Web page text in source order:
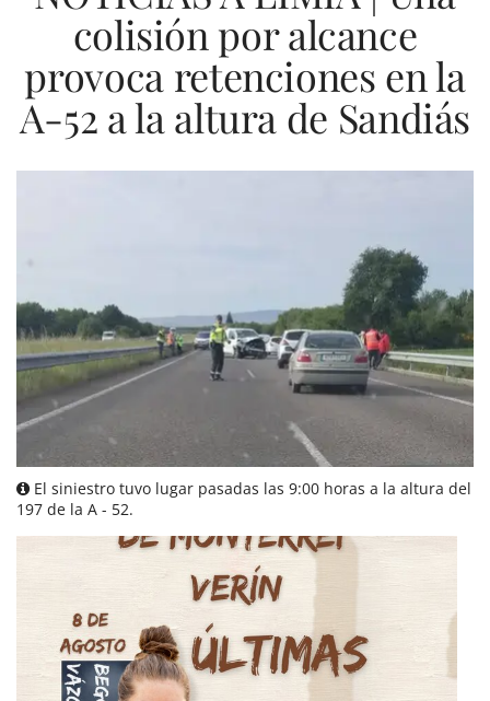
colisión por alcance
provoca retenciones en la
A-52 a la altura de Sandiás
El siniestro tuvo lugar pasadas las 9:00 horas a la altura del
197 de la A - 52.